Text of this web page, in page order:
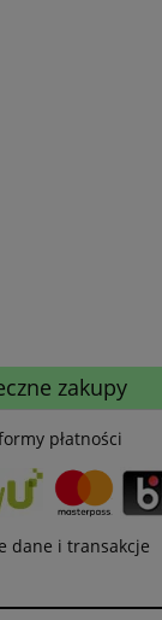
zakupy
płatności
dane i transakcje